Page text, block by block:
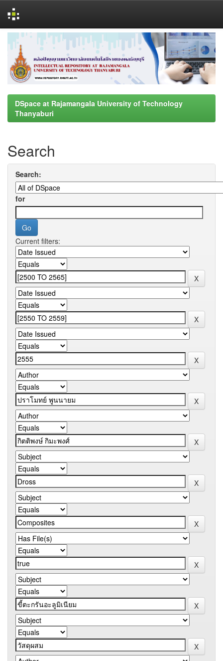
navigation
DSpace at Rajamangala University of Technology
Thanyaburi
Search
Search:
for
Current filters: